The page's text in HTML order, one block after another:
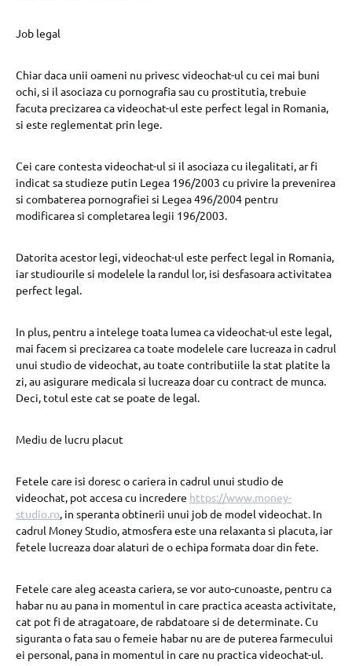
Job legal
Chiar daca unii oameni nu privesc videochat-ul cu cei mai buni
ochi, si il asociaza cu pornografia sau cu prostitutia, trebuie
facuta precizarea ca videochat-ul este perfect legal in Romania,
si este reglementat prin lege.
Cei care contesta videochat-ul si il asociaza cu ilegalitati, ar fi
indicat sa studieze putin Legea 196/2003 cu privire la prevenirea
si combaterea pornografiei si Legea 496/2004 pentru
modificarea si completarea legii 196/2003.
Datorita acestor legi, videochat-ul este perfect legal in Romania,
iar studiourile si modelele la randul lor, isi desfasoara activitatea
perfect legal.
In plus, pentru a intelege toata lumea ca videochat-ul este legal,
mai facem si precizarea ca toate modelele care lucreaza in cadrul
unui studio de videochat, au toate contributiile la stat platite la
zi, au asigurare medicala si lucreaza doar cu contract de munca.
Deci, totul este cat se poate de legal.
Mediu de lucru placut
Fetele care isi doresc o cariera in cadrul unui studio de
videochat, pot accesa cu incredere https://www.money-
studio.ro, in speranta obtinerii unui job de model videochat. In
cadrul Money Studio, atmosfera este una relaxanta si placuta, iar
fetele lucreaza doar alaturi de o echipa formata doar din fete.
Fetele care aleg aceasta cariera, se vor auto-cunoaste, pentru ca
habar nu au pana in momentul in care practica aceasta activitate,
cat pot fi de atragatoare, de rabdatoare si de determinate. Cu
siguranta o fata sau o femeie habar nu are de puterea farmecului
ei personal, pana in momentul in care nu practica videochat-ul.